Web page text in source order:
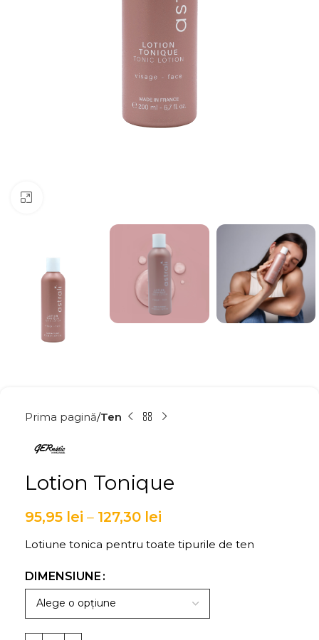
Prima pagină Ten
Lotion Tonique
95,95 lei – 127,30 lei
Lotiune tonica pentru toate tipurile de ten
DIMENSIUNE